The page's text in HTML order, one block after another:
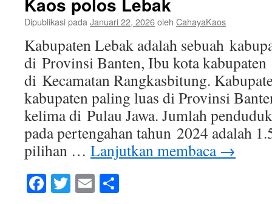
Dipublikasi pada Januari 22, 2026oleh CahayaKaos
Kabupaten Lebak adalah sebuah
di Provinsi Banten, Ibu kota
di Kecamatan Rangkasbitung.
kabupaten paling luas di Provinsi
kelima di Pulau Jawa. Jumlah
pada pertengahan tahun 2024 adalah
pilihan … Lanjutkan membaca →
Facebook
Twitter
Email